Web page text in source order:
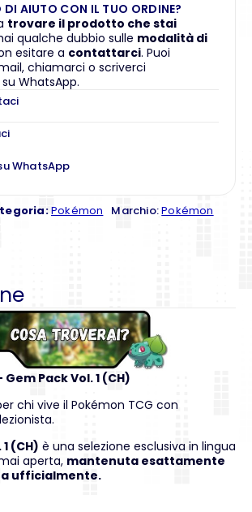
AIUTO CON IL TUO ORDINE?
trovare il prodotto che stai
qualche dubbio sulle modalità di
esitare a contattarci. Puoi
chiamarci o scriverci
WhatsApp.
WhatsApp
Pokémon Marchio:Pokémon
Pack Vol. 1 (CH)
chi vive il Pokémon TCG con
(CH) è una selezione esclusiva in lingua
aperta, mantenuta esattamente
ufficialmente.